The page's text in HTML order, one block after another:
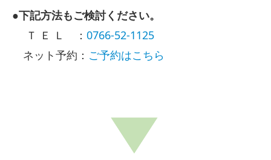
●下記方法もご検討ください。
Ｔ Ｅ Ｌ ： 0766-52-1125
ネット予約： ご予約はこちら